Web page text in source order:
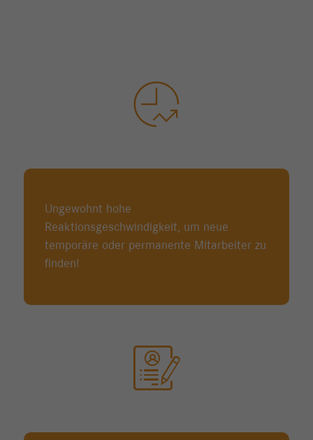
Ungewohnt hohe
Reaktionsgeschwindigkeit, um neue
temporäre oder permanente Mitarbeiter zu
finden!